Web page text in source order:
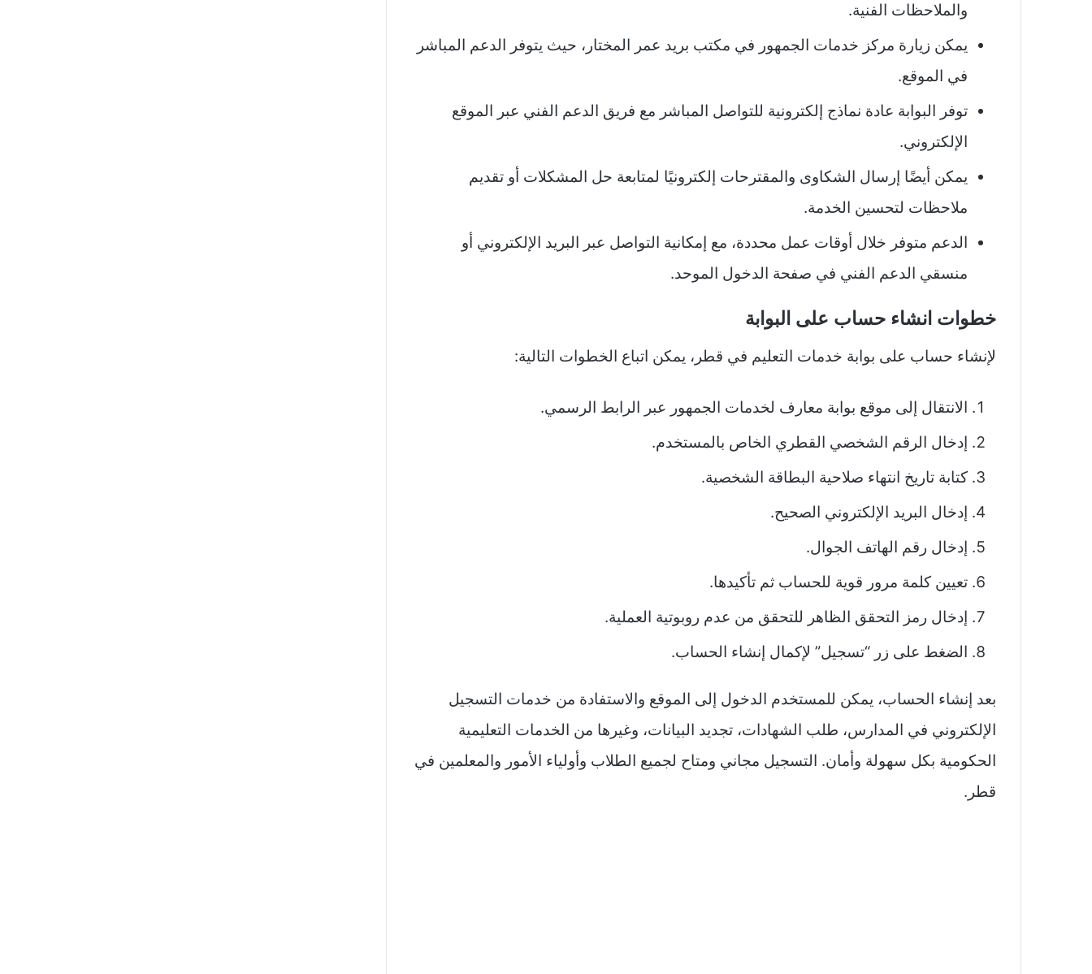
والملاحظات الفنية.
يمكن زيارة مركز خدمات الجمهور في مكتب بريد عمر المختار، حيث يتوفر الدعم المباشر
في الموقع.
توفر البوابة عادة نماذج إلكترونية للتواصل المباشر مع فريق الدعم الفني عبر الموقع
الإلكتروني.
يمكن أيضًا إرسال الشكاوى والمقترحات إلكترونيًا لمتابعة حل المشكلات أو تقديم
ملاحظات لتحسين الخدمة.
الدعم متوفر خلال أوقات عمل محددة، مع إمكانية التواصل عبر البريد الإلكتروني أو
منسقي الدعم الفني في صفحة الدخول الموحد.
خطوات انشاء حساب على البوابة
لإنشاء حساب على بوابة خدمات التعليم في قطر، يمكن اتباع الخطوات التالية:
الانتقال إلى موقع بوابة معارف لخدمات الجمهور عبر الرابط الرسمي.
إدخال الرقم الشخصي القطري الخاص بالمستخدم.
كتابة تاريخ انتهاء صلاحية البطاقة الشخصية.
إدخال البريد الإلكتروني الصحيح.
إدخال رقم الهاتف الجوال.
تعيين كلمة مرور قوية للحساب ثم تأكيدها.
إدخال رمز التحقق الظاهر للتحقق من عدم روبوتية العملية.
الضغط على زر “تسجيل” لإكمال إنشاء الحساب.
بعد إنشاء الحساب، يمكن للمستخدم الدخول إلى الموقع والاستفادة من خدمات التسجيل
الإلكتروني في المدارس، طلب الشهادات، تجديد البيانات، وغيرها من الخدمات التعليمية
الحكومية بكل سهولة وأمان. التسجيل مجاني ومتاح لجميع الطلاب وأولياء الأمور والمعلمين في
قطر.